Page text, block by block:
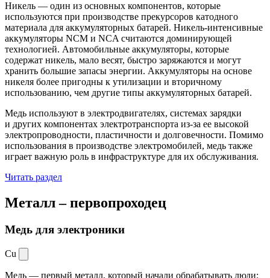
Никель — один из основных компонентов, которые
используются при производстве прекурсоров катодного
материала для аккумуляторных батарей. Никель-интенсивные
аккумуляторы NCM и NCA считаются доминирующей
технологией. Автомобильные аккумуляторы, которые
содержат никель, мало весят, быстро заряжаются и могут
хранить большие запасы энергии. Аккумуляторы на основе
никеля более пригодны к утилизации и вторичному
использованию, чем другие типы аккумуляторных батарей.
Медь используют в электродвигателях, системах зарядки
и других компонентах электротранспорта из-за ее высокой
электропроводности, пластичности и долговечности. Помимо
использования в производстве электромобилей, медь также
играет важную роль в инфраструктуре для их обслуживания.
Читать раздел
Металл –первопроходец
Медь для электроники
Cu
Медь — первый металл, который начали обрабатывать люди: